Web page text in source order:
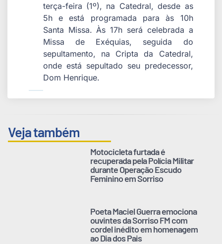
terça-feira (1º), na Catedral, desde as
5h e está programada para às 10h
Santa Missa. Às 17h será celebrada a
Missa de Exéquias, seguida do
sepultamento, na Cripta da Catedral,
onde está sepultado seu predecessor,
Dom Henrique.
Veja também
Motocicleta furtada é
recuperada pela Polícia Militar
durante Operação Escudo
Feminino em Sorriso
Poeta Maciel Guerra emociona
ouvintes da Sorriso FM com
cordel inédito em homenagem
ao Dia dos Pais